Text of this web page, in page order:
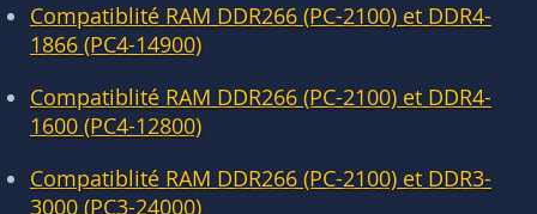
Compatiblité RAM DDR266 (PC-2100) et DDR4-
1866 (PC4-14900)
Compatiblité RAM DDR266 (PC-2100) et DDR4-
1600 (PC4-12800)
Compatiblité RAM DDR266 (PC-2100) et DDR3-
3000 (PC3-24000)